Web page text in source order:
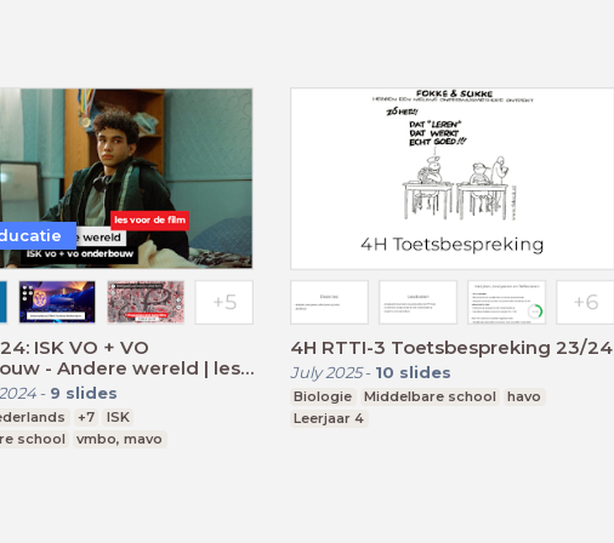
ISK VO + VO
- Andere wereld | les
filmbezoek
- 9 slides
+7
ISK
school
vmbo, mavo
4H RTTI-3 Toetsbespreking 23/24
July 2025- 10 slides
Biologie Middelbare school
havo
Leerjaar 4